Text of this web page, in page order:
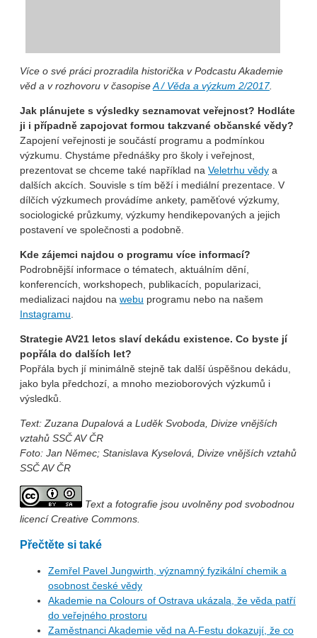
Více o své práci prozradila historička v Podcastu Akademie
věd a v rozhovoru v časopiseA / Věda a výzkum 2/2017.
Jak plánujete s výsledky seznamovat veřejnost? Hodláte
ji i případně zapojovat formou takzvané občanské vědy?
Zapojení veřejnosti je součástí programu a podmínkou
výzkumu. Chystáme přednášky pro školy i veřejnost,
prezentovat se chceme také například na Veletrhu vědy a
dalších akcích. Souvisle s tím běží i mediální prezentace. V
dílčích výzkumech provádíme ankety, paměťové výzkumy,
sociologické průzkumy, výzkumy hendikepovaných a jejich
postavení ve společnosti a podobně.
Kde zájemci najdou o programu více informací?
Podrobnější informace o tématech, aktuálním dění,
konferencích, workshopech, publikacích, popularizaci,
medializaci najdou na webu programu nebo na našem
Instagramu
Strategie AV21 letos slaví dekádu existence. Co byste jí
popřála do dalších let?
Popřála bych jí minimálně stejně tak další úspěšnou dekádu,
jako byla předchozí, a mnoho mezioborových výzkumů i
výsledků.
Text: Zuzana Dupalová a Luděk Svoboda, Divize vnějších
vztahů SSČ AV ČR
Foto: Jan Němec; Stanislava Kyselová, Divize vnějších vztahů
SSČ AV ČR
Text a fotografie jsou uvolněny pod svobodnou
licencí Creative Commons.
Přečtěte si také
Zemřel Pavel Jungwirth, významný fyzikální chemik a
osobnost české vědy
Akademie na Colours of Ostrava ukázala, že věda patří
do veřejného prostoru
Zaměstnanci Akademie věd na A-Festu dokazují, že co